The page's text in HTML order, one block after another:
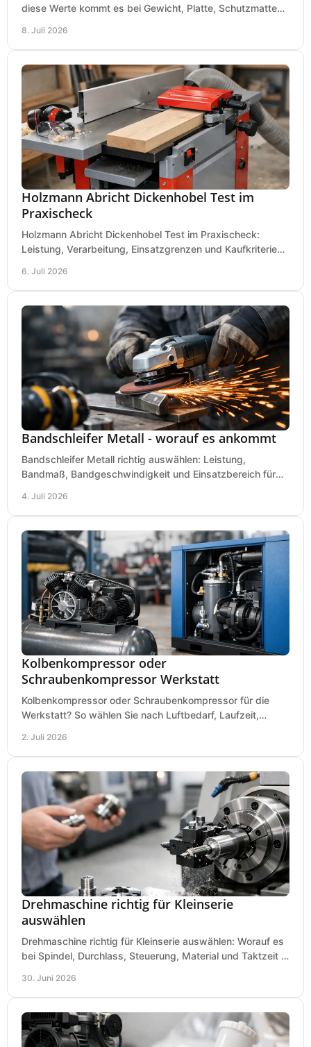
diese Werte kommt es bei Gewicht, Platte, Schutzmatte
8. Juli 2026
Holzmann Abricht Dickenhobel Test im
Praxischeck
Holzmann Abricht Dickenhobel Test im Praxischeck:
Leistung, Verarbeitung, Einsatzgrenzen und Kaufkriterien
6. Juli 2026
Bandschleifer Metall - worauf es ankommt
Bandschleifer Metall richtig auswählen: Leistung,
Bandmaß, Bandgeschwindigkeit und Einsatzbereich für
4. Juli 2026
Kolbenkompressor oder
Schraubenkompressor Werkstatt
Kolbenkompressor oder Schraubenkompressor für die
Werkstatt? So wählen Sie nach Luftbedarf, Laufzeit,
2. Juli 2026
Drehmaschine richtig für Kleinserie
auswählen
Drehmaschine richtig für Kleinserie auswählen: Worauf es
bei Spindel, Durchlass, Steuerung, Material und Taktzeit in
30. Juni 2026